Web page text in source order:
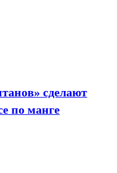
сделают
по манге